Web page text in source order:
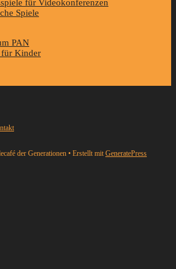
für Videokonferenzen
Spiele
PAN
für Kinder
der Generationen • Erstellt mit GeneratePress